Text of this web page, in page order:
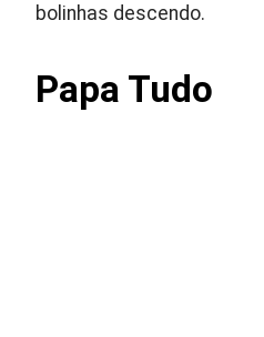
bolinhas descendo.
Papa Tudo